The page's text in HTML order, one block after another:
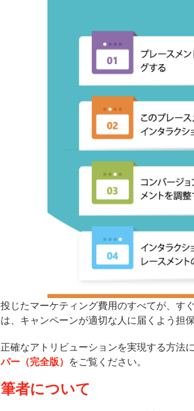
投じたマーケティング費用のすべてが、す
は、キャンペーンが適切な人に届くよう担
正確なアトリビューションを実現する方法
パー（完全版） をご覧ください。
筆者について